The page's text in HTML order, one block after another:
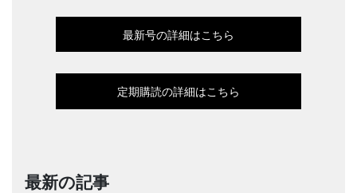
最新号の詳細はこちら
定期購読の詳細はこちら
最新の記事